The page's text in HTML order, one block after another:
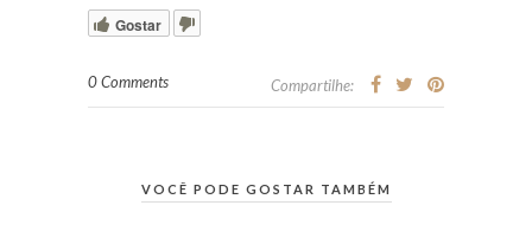
Gostar
0 Comments Compartilhe:
VOCÊ PODE GOSTAR TAMBÉM